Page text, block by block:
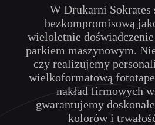
W Drukarni Sokrates
bezkompromisową
wieloletnie
parkiem maszynowym.
czy realizujemy
wielkoformatową
nakład firmowych
gwarantujemy
kolorów i